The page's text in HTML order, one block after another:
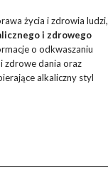
życia i zdrowia ludzi,
i zdrowego
o odkwaszaniu
zdrowe dania oraz
alkaliczny styl